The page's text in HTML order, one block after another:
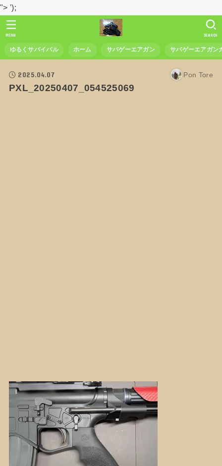
"> ');
ゆるくサバイバル ホーム サバゲーエアガン サバゲーエアガン
SEARCH
MENU
2025.04.07 Pon Tore
PXL_20250407_054525069